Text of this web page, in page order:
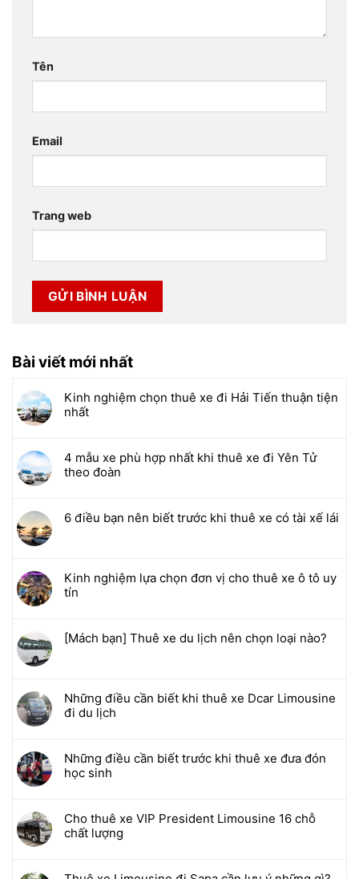
Tên
Email
Trang web
Bài viết mới nhất
Kinh nghiệm chọn thuê xe đi Hải Tiến thuận tiện
nhất
4 mẫu xe phù hợp nhất khi thuê xe đi Yên Tử
theo đoàn
6 điều bạn nên biết trước khi thuê xe có tài xế lái
Kinh nghiệm lựa chọn đơn vị cho thuê xe ô tô uy
tín
[Mách bạn] Thuê xe du lịch nên chọn loại nào?
Những điều cần biết khi thuê xe Dcar Limousine
đi du lịch
Những điều cần biết trước khi thuê xe đưa đón
học sinh
Cho thuê xe VIP President Limousine 16 chỗ
chất lượng